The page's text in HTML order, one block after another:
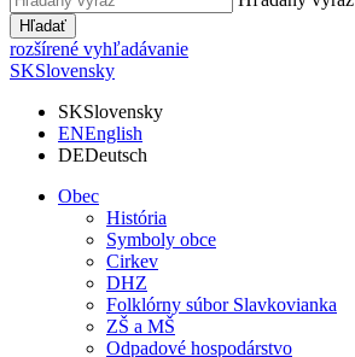
Hľadať
rozšírené vyhľadávanie
SKSlovensky
SKSlovensky
ENEnglish
DEDeutsch
Obec
História
Symboly obce
Cirkev
DHZ
Folklórny súbor Slavkovianka
ZŠ a MŠ
Odpadové hospodárstvo